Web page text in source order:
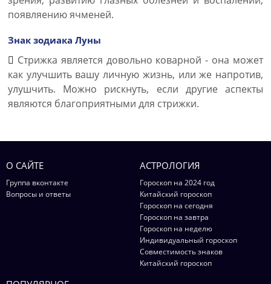
появляению ячменей.
Знак зодиака Луны
Стрижка является довольно коварной - она может
как улучшить вашу личную жизнь, или же напротив,
улушчить. Можно рискнуть, если другие аспекты
являются благоприятными для стрижки.
О САЙТЕ
Группа вконтакте
Вопросы и ответы
АСТРОЛОГИЯ
Гороскоп на 2024 год
Китайский гороскоп
Гороскоп на сегодня
Гороскоп на завтра
Гороскоп на неделю
Индивидуальный гороскоп
Совместимость знаков
Китайский гороскоп